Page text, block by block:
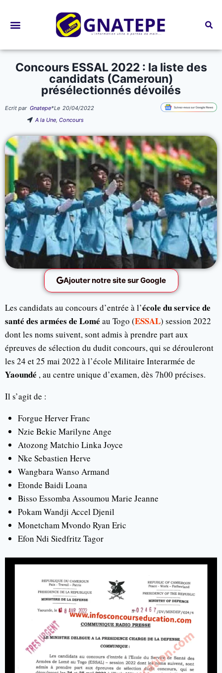
Concours ESSAL 2022 : la liste des
candidats (Cameroun)
présélectionnés dévoilés
Ecrit par Gnatepe*Le 20/04/2022
A la Une,Concours
Ajouter notre site sur Google
Les candidats au concours d’entrée à l’école du service de
santé des armées de Lomé au Togo (ESSAL) session 2022
dont les noms suivent, sont admis à prendre part aux
épreuves de sélection du dudit concours, qui se dérouleront
les 24 et 25 mai 2022 à l’école Militaire Interarmée de
Yaoundé , au centre unique d’examen, dès 7h00 précises.
Il s’agit de :
Forgue Herver Franc
Nzie Bekie Marilyne Ange
Atozong Matchio Linka Joyce
Nke Sebastien Herve
Wangbara Wanso Armand
Etonde Baidi Loana
Bisso Essomba Assoumou Marie Jeanne
Pokam Wandji Accel Djenil
Monetcham Mvondo Ryan Eric
Efon Ndi Siedfritz Tagor